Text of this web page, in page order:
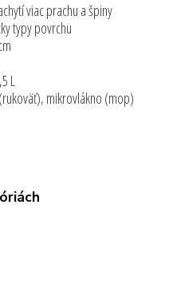
viac prachu a špiny
typy povrchu
L
mikrovlákno (mop)